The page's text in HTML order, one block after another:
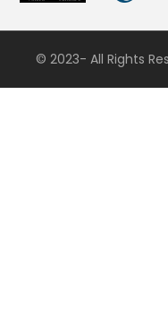
© 2023- All Rights